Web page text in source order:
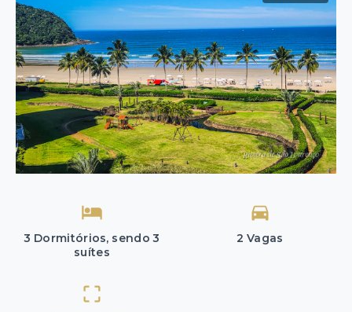
3 Dormitórios, sendo 3
suítes
2 Vagas